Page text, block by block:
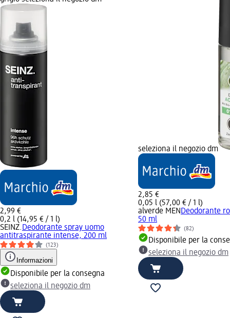
2,99 €
0,2 l (14,95 € / 1 l)
SEINZ. Deodorante spray uomo
antitraspirante intense, 200 ml
(123)
Informazioni
Disponibile per la consegna
seleziona il negozio dm
seleziona il negozio dm
2,85 €
0,05 l (57,00 € / 1 l)
alverde MEN Deodorante
50 ml
(82)
Disponibile per la
seleziona il negozio dm